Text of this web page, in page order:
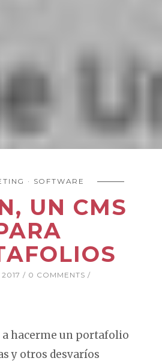
SOFTWARE
UN CMS
0 COMMENTS
a hacerme un portafolio
y otros desvaríos